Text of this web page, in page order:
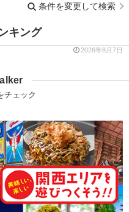
条件を変更して検索
キング
2026年8月7日
チェック